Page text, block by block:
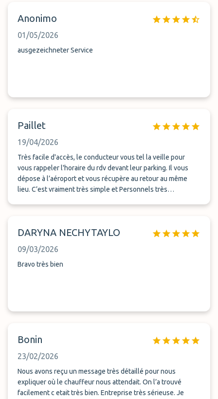
Anonimo
01/05/2026
ausgezeichneter Service
Paillet
19/04/2026
Très facile d'accès, le conducteur vous tel la veille pour
vous rappeler l'horaire du rdv devant leur parking. Il vous
dépose à l’aéroport et vous récupère au retour au même
lieu. C’est vraiment très simple et Personnels très
DARYNA NECHYTAYLO
09/03/2026
Bravo très bien
Bonin
23/02/2026
Nous avons reçu un message très détaillé pour nous
expliquer où le chauffeur nous attendait. On l’a trouvé
facilement c etait très bien. Entreprise très sérieuse. Je